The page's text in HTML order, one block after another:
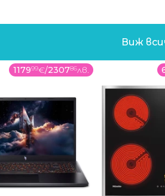
Виж
117999€/230786лв.